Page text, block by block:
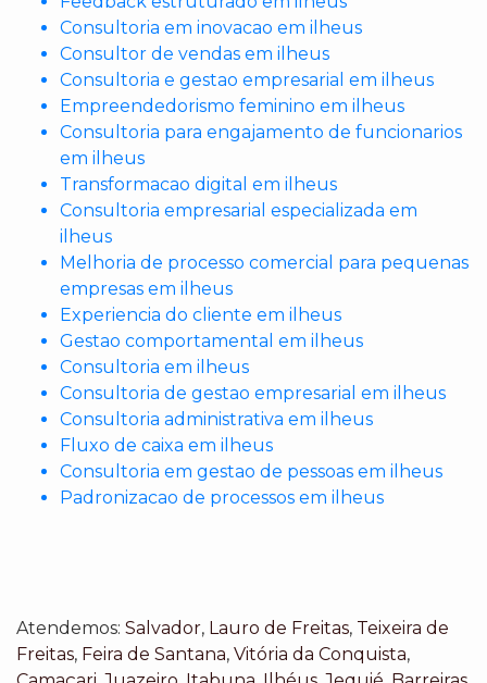
Consultoria em inovacao em ilheus
Consultor de vendas em ilheus
Consultoria e gestao empresarial em ilheus
Empreendedorismo feminino em ilheus
Consultoria para engajamento de funcionarios
em ilheus
Transformacao digital em ilheus
Consultoria empresarial especializada em
ilheus
Melhoria de processo comercial para pequenas
empresas em ilheus
Experiencia do cliente em ilheus
Gestao comportamental em ilheus
Consultoria em ilheus
Consultoria de gestao empresarial em ilheus
Consultoria administrativa em ilheus
Fluxo de caixa em ilheus
Consultoria em gestao de pessoas em ilheus
Padronizacao de processos em ilheus
Atendemos: Salvador, Lauro de Freitas, Teixeira de
Freitas, Feira de Santana, Vitória da Conquista,